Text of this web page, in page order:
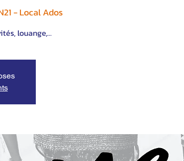
- Local Ados
louange,...